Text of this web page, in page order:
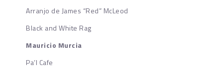
Arranjo de James “Red” McLeod
Black and White Rag
Mauricio Murcia
Pa’l Cafe